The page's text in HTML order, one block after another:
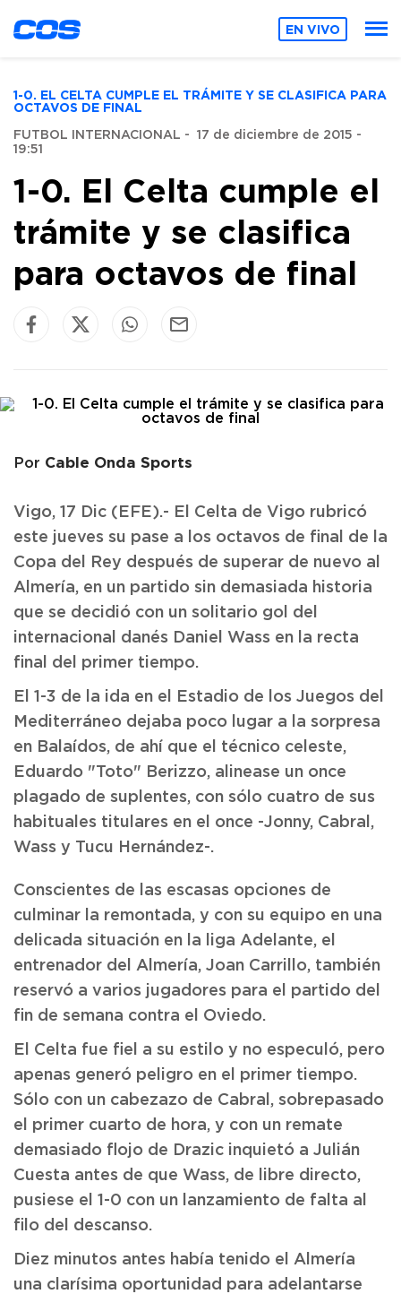
EN VIVO
1-0. EL CELTA CUMPLE EL TRÁMITE Y SE CLASIFICA PARA
OCTAVOS DE FINAL
FUTBOL INTERNACIONAL - 17 de diciembre de 2015 -
19:51
1-0. El Celta cumple el
trámite y se clasifica
para octavos de final
Por Cable Onda Sports
Vigo, 17 Dic (EFE).- El Celta de Vigo rubricó
este jueves su pase a los octavos de final de la
Copa del Rey después de superar de nuevo al
Almería, en un partido sin demasiada historia
que se decidió con un solitario gol del
internacional danés Daniel Wass en la recta
final del primer tiempo.
El 1-3 de la ida en el Estadio de los Juegos del
Mediterráneo dejaba poco lugar a la sorpresa
en Balaídos, de ahí que el técnico celeste,
Eduardo "Toto" Berizzo, alinease un once
plagado de suplentes, con sólo cuatro de sus
habituales titulares en el once -Jonny, Cabral,
Wass y Tucu Hernández-.
Conscientes de las escasas opciones de
culminar la remontada, y con su equipo en una
delicada situación en la liga Adelante, el
entrenador del Almería, Joan Carrillo, también
reservó a varios jugadores para el partido del
fin de semana contra el Oviedo.
El Celta fue fiel a su estilo y no especuló, pero
apenas generó peligro en el primer tiempo.
Sólo con un cabezazo de Cabral, sobrepasado
el primer cuarto de hora, y con un remate
demasiado flojo de Drazic inquietó a Julián
Cuesta antes de que Wass, de libre directo,
pusiese el 1-0 con un lanzamiento de falta al
filo del descanso.
Diez minutos antes había tenido el Almería
una clarísima oportunidad para adelantarse